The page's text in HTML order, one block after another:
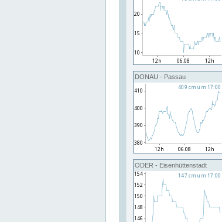
DONAU - Passau
ODER - Eisenhüttenstadt